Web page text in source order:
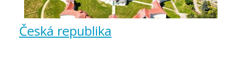
Česká republika